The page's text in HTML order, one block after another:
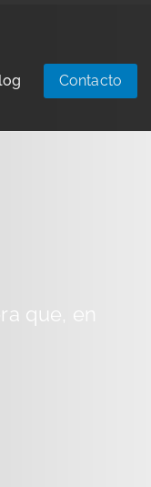
Contacto
que, en